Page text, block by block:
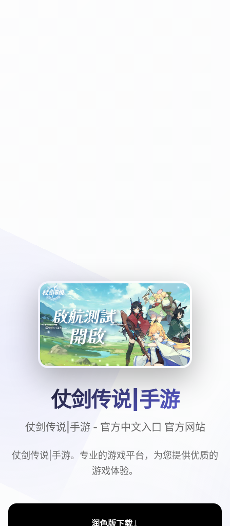
仗剑传说|手游
仗剑传说|手游 - 官方中文入口 官方网站
仗剑传说|手游。专业的游戏平台，为您提供优质的
游戏体验。
润色版下载↓